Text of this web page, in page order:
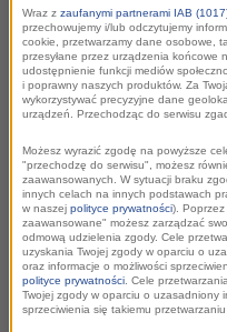
Popoktagon,
Prawdziwa muzyczna
Jędruch w
evergreenami, które od
starć wyjdzie zwycięsko?
OK! Boomer, który
w wakacje. Audycja
ramówce w soboty,
Wraz z zaufanymi partnerami IAB
przechowujemy i/lub odczytujemy
cookie, przetwarzamy dane osobowe,
przesyłane przez urządzenia końcowe
udostępnienie funkcji mediów
i poprawny naszych produktów. Za
wykorzystywać precyzyjne dane
urządzeń. Przechodząc do serwisu
Możesz wyrazić zgodę na powyższe
"przechodzę do serwisu", możesz
zaawansowanych. W sytuacji braku
innych celach na innych podstawach
w naszej polityce prywatności). Poprzez
zaawansowane" możesz zarządzać
odmową udzielenia zgody. Cele
uzyskania Twojej zgody w oparciu o
oraz informacje o możliwości
polityce prywatności . Cele
Twojej zgody w oparciu o uzasadniony
sprzeciwienia się takiemu